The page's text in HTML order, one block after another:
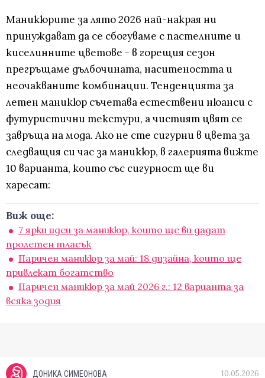
Маникюрите за лято 2026 най-накрая ни
принуждават да се сбогуваме с пастелните и
киселинните цветове - в горещия сезон
прегръщаме дълбочината, наситеността и
неочакваните комбинации. Тенденцията за
летен маникюр съчетава естествени нюанси с
футуристични текстури, а чистият цвят се
завръща на мода. Ако не сте сигурни в цвета за
следващия си час за маникюр, в галерията вижте
10 варианта, които със сигурност ще ви
харесат:
Виж още:
7 ярки идеи за маникюр, които ще ви дадат
пролетен тласък
Паричен маникюр за май: 18 дизайна, които ще
привлекат богатство
Паричен маникюр за май 2026 г.: 12 варианта за
всяка зодия
ДОНИКА СИМЕОНОВА 10.05.2026